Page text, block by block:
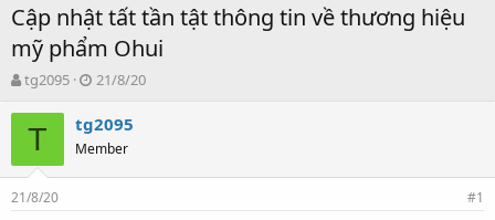
Cập nhật tất tần tật thông tin về thương hiệu
mỹ phẩm Ohui
T
r
e
d
s
tg2095
N
à
g
ử
21/8/20
T tg2095
Member
21/8/20 #1